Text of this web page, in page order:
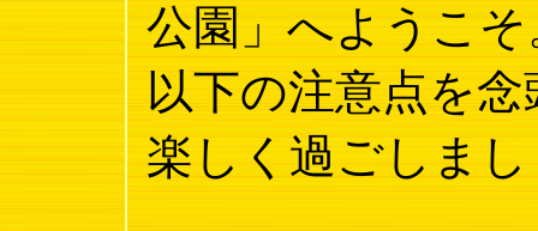
公園」へようこそ
以下の注意点を
楽しく過ごしま